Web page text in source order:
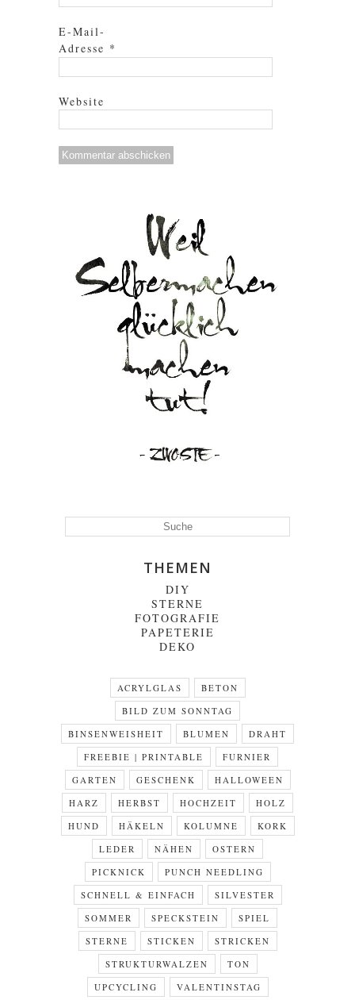
E-Mail-
Adresse *
Website
THEMEN
DIY
STERNE
FOTOGRAFIE
PAPETERIE
DEKO
ACRYLGLAS
BETON
BILD ZUM SONNTAG
BINSENWEISHEIT
BLUMEN
DRAHT
FREEBIE | PRINTABLE
FURNIER
GARTEN
GESCHENK
HALLOWEEN
HARZ
HERBST HOCHZEIT
HOLZ
HUND
HÄKELN KOLUMNE
KORK
LEDER
NÄHEN
OSTERN
PICKNICK
PUNCH NEEDLING
SCHNELL & EINFACH
SILVESTER
SOMMER
SPECKSTEIN
SPIEL
STERNE
STICKEN
STRICKEN
STRUKTURWALZEN
TON
UPCYCLING
VALENTINSTAG